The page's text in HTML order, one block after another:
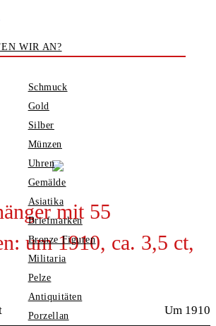
WIR AN?
Schmuck
Gold
Silber
Münzen
Uhren
Gemälde
Asiatika
Briefmarken
Bronze Figuren
Militaria
Pelze
Antiquitäten
Porzellan
mit 55
um 1910, ca. 3,5 ct,
Um 1910